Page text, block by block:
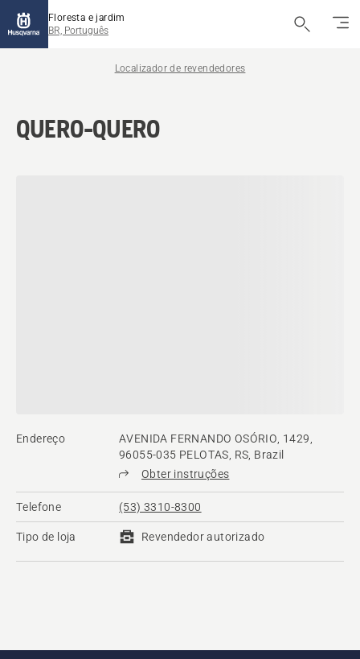
Floresta e jardim
BR, Português
Localizador de revendedores
QUERO-QUERO
Endereço
AVENIDA FERNANDO OSÓRIO, 1429,
96055-035 PELOTAS, RS, Brazil
Obter instruções
Telefone (53) 3310-8300
Tipo de loja Revendedor autorizado